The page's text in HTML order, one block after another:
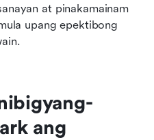
at pinakamainam
upang epektibong
ang